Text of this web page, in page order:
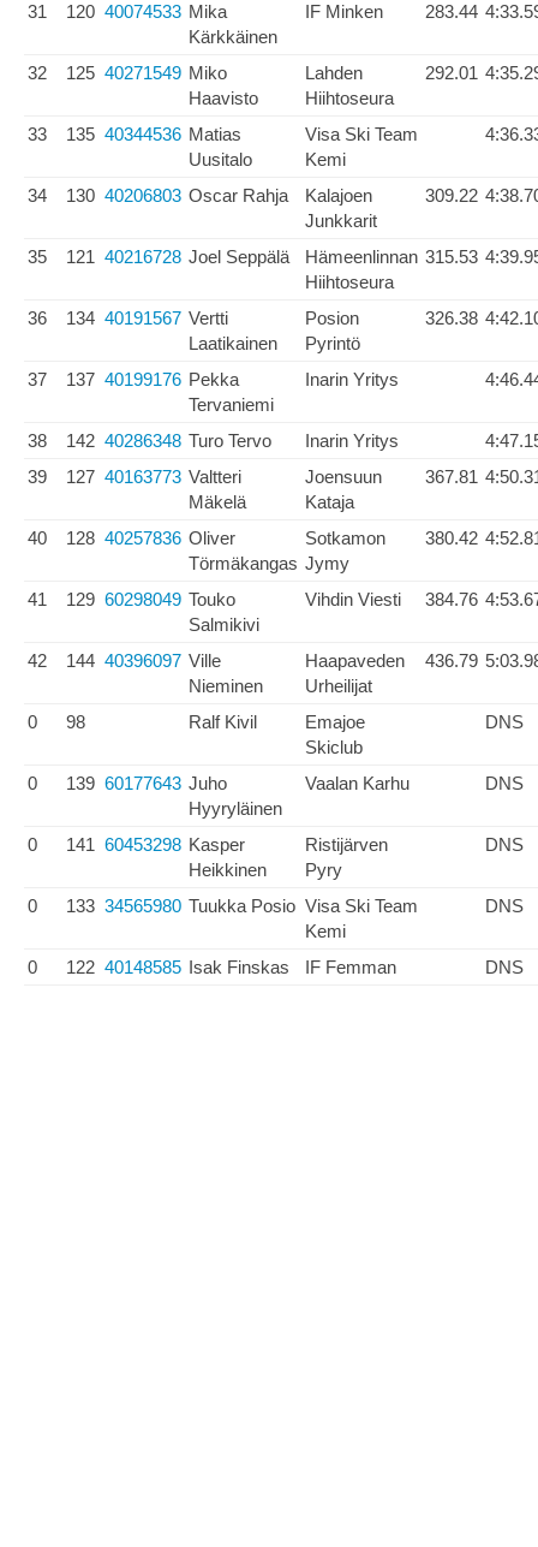
31 120 40074533 Mika
Kärkkäinen
IF Minken 283.44
32 125 40271549 Miko
Haavisto
Lahden
Hiihtoseura
292.01
33 135 40344536 Matias
Uusitalo
Visa Ski Team
Kemi
34 130 40206803 Oscar Rahja
Kalajoen
Junkkarit
309.22
35 121 40216728 Joel Seppälä
Hämeenlinnan
Hiihtoseura
315.53
36 134 40191567 Vertti
Laatikainen
Posion
Pyrintö
326.38
37 137 40199176 Pekka
Tervaniemi
Inarin Yritys
38 142 40286348 Turo Tervo Inarin Yritys
39
127 40163773 Valtteri
Mäkelä
Joensuun
Kataja
367.81
40 128 40257836 Oliver
Törmäkangas
Sotkamon
Jymy
380.42
41 129 60298049 Touko
Salmikivi
Vihdin Viesti 384.76
42 144 40396097 Ville
Nieminen
Haapaveden
Urheilijat
436.79
0 98 Ralf Kivil
Emajoe
Skiclub
DNS
0 139 60177643 Juho
Hyyryläinen
Vaalan Karhu DNS
0 141 60453298 Kasper
Heikkinen
Ristijärven
Pyry
DNS
0 133 34565980 Tuukka Posio Visa Ski Team
Kemi
DNS
0 122 40148585 Isak Finskas IF Femman DNS